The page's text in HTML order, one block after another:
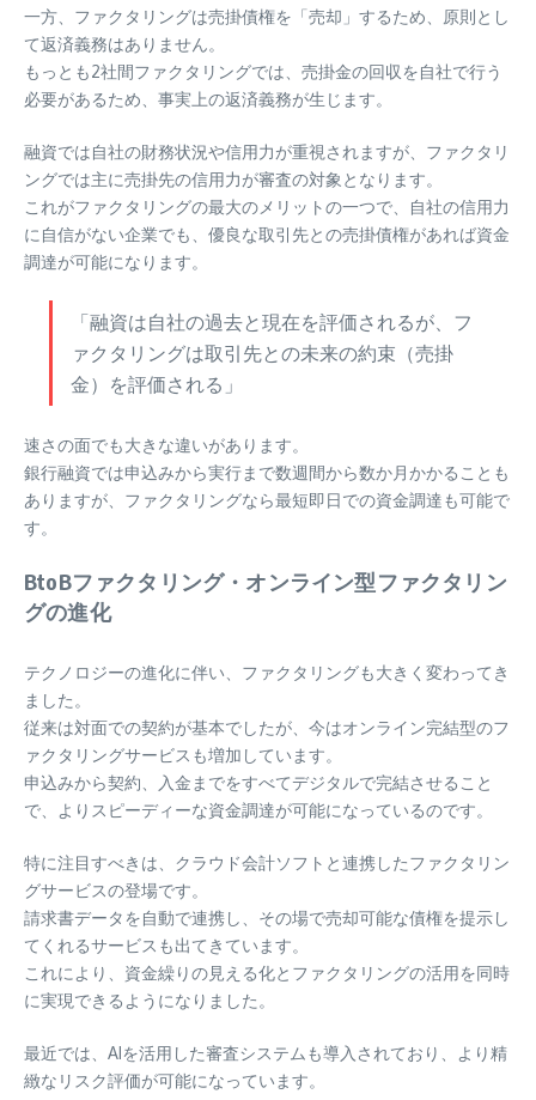
一方、ファクタリングは売掛債権を「売却」するため、原則とし
て返済義務はありません。
もっとも2社間ファクタリングでは、売掛金の回収を自社で行う
必要があるため、事実上の返済義務が生じます。
融資では自社の財務状況や信用力が重視されますが、ファクタリ
ングでは主に売掛先の信用力が審査の対象となります。
これがファクタリングの最大のメリットの一つで、自社の信用力
に自信がない企業でも、優良な取引先との売掛債権があれば資金
調達が可能になります。
「融資は自社の過去と現在を評価されるが、フ
ァクタリングは取引先との未来の約束（売掛
金）を評価される」
速さの面でも大きな違いがあります。
銀行融資では申込みから実行まで数週間から数か月かかることも
ありますが、ファクタリングなら最短即日での資金調達も可能で
す。
BtoBファクタリング・オンライン型ファクタリン
グの進化
テクノロジーの進化に伴い、ファクタリングも大きく変わってき
ました。
従来は対面での契約が基本でしたが、今はオンライン完結型のフ
ァクタリングサービスも増加しています。
申込みから契約、入金までをすべてデジタルで完結させること
で、よりスピーディーな資金調達が可能になっているのです。
特に注目すべきは、クラウド会計ソフトと連携したファクタリン
グサービスの登場です。
請求書データを自動で連携し、その場で売却可能な債権を提示し
てくれるサービスも出てきています。
これにより、資金繰りの見える化とファクタリングの活用を同時
に実現できるようになりました。
最近では、AIを活用した審査システムも導入されており、より精
緻なリスク評価が可能になっています。